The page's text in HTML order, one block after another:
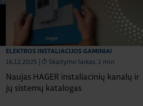
ELEKTROS INSTALIACIJOS GAMINIAI
16.12.2025 | Skaitymo laikas: 1 min
Naujas HAGER instaliacinių kanalų ir
jų sistemų katalogas